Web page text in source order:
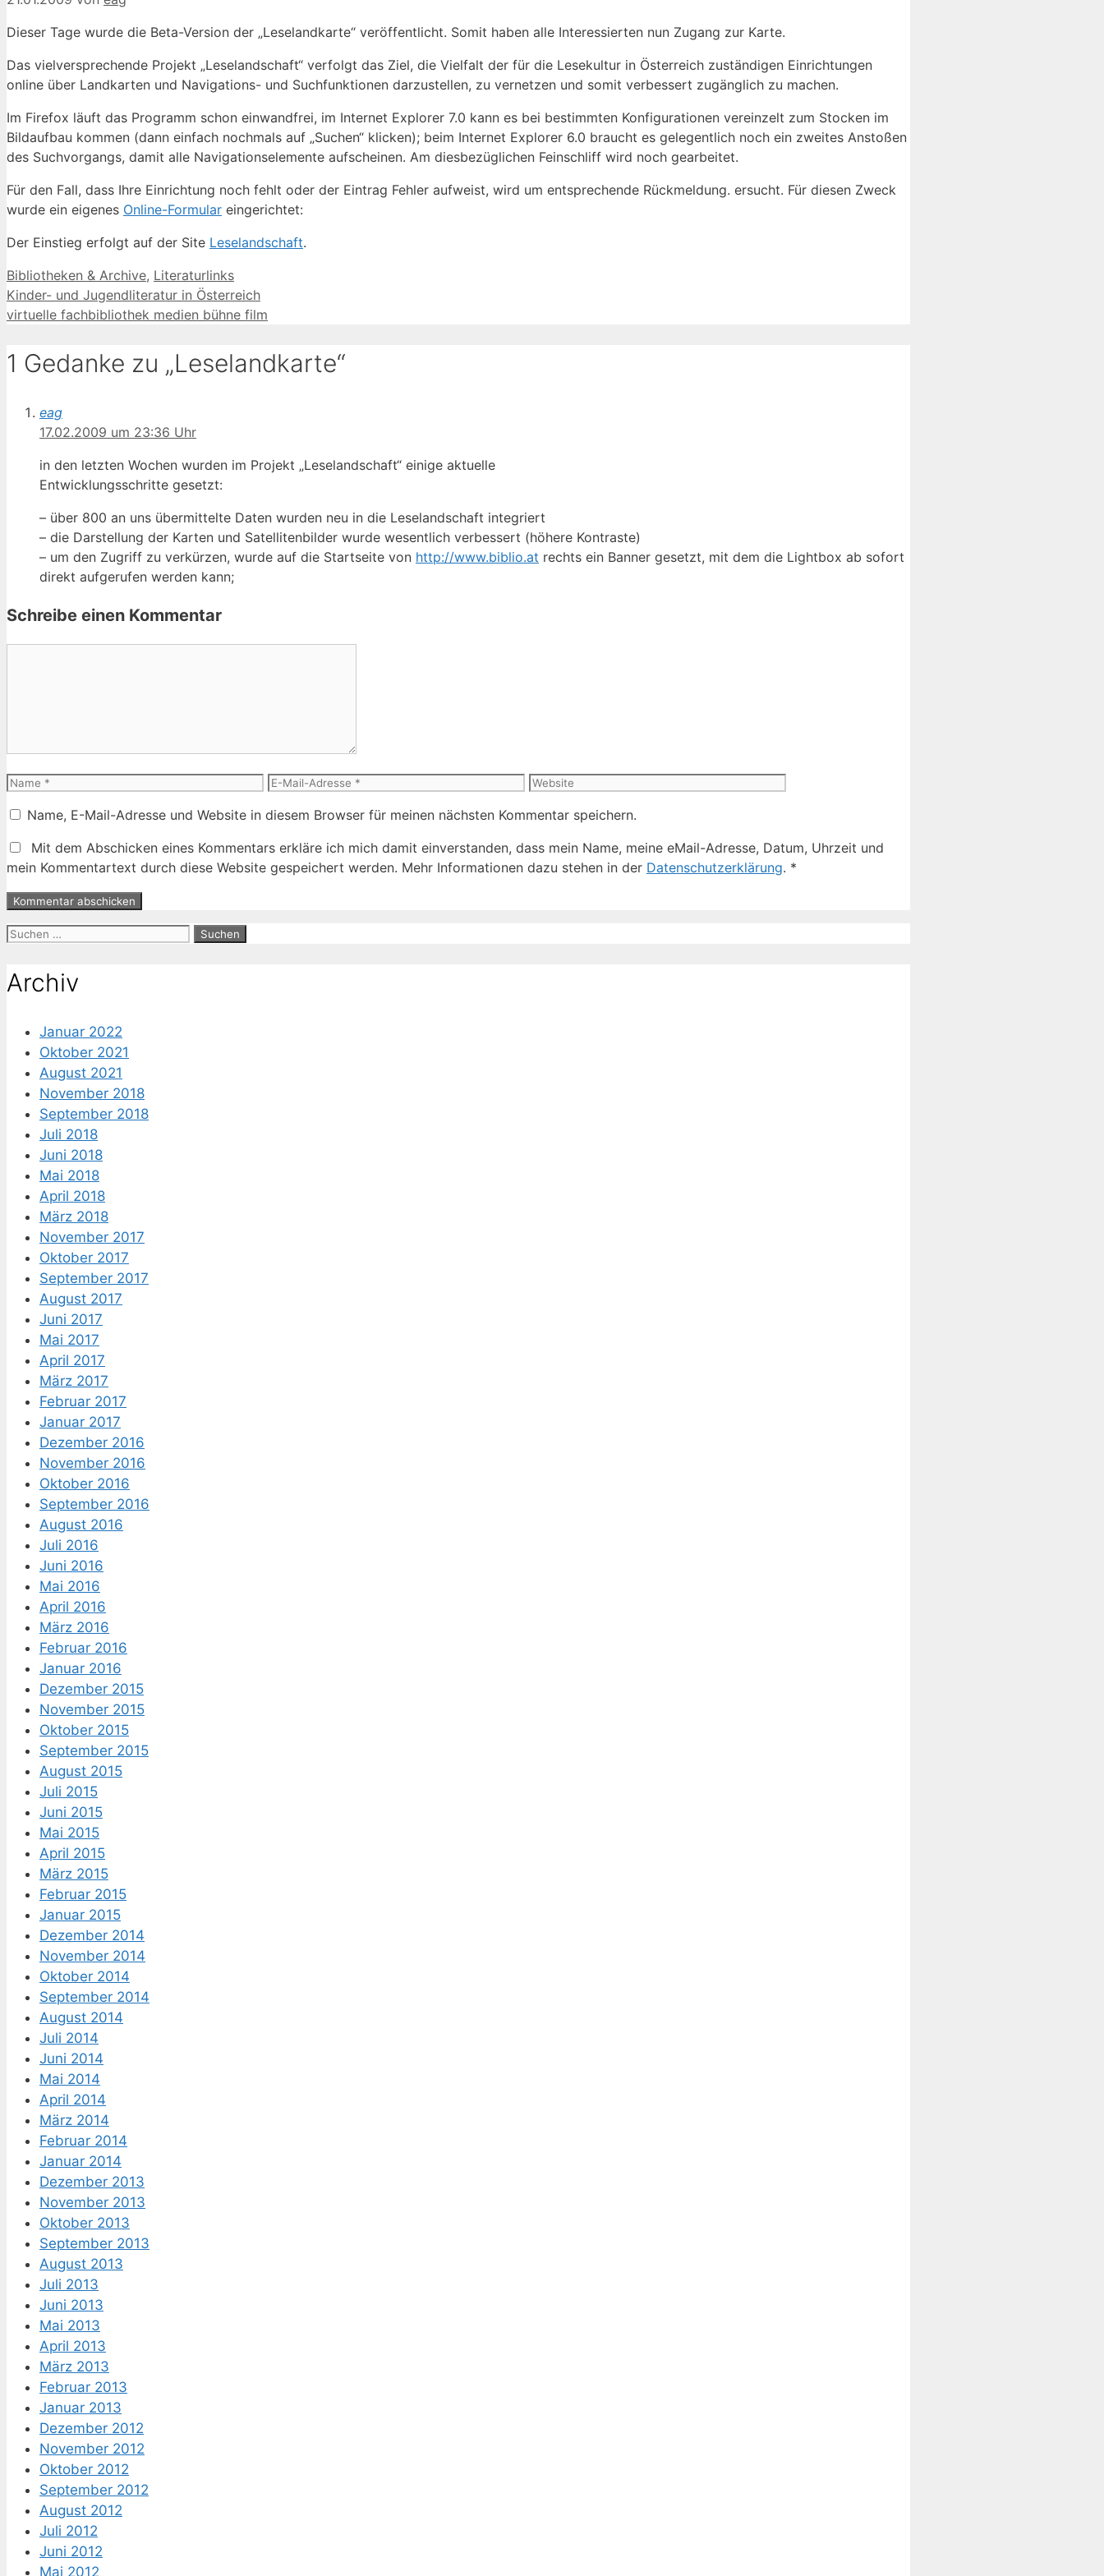
Dieser Tage wurde die Beta-Version der „Leselandkarte“ veröffentlicht. Somit haben alle Interessierten nun Zugang zur Karte.
Das vielversprechende Projekt „Leselandschaft“ verfolgt das Ziel, die Vielfalt der für die Lesekultur in Österreich zuständigen Einrichtungen
online über Landkarten und Navigations- und Suchfunktionen darzustellen, zu vernetzen und somit verbessert zugänglich zu machen.
Im Firefox läuft das Programm schon einwandfrei, im Internet Explorer 7.0 kann es bei bestimmten Konfigurationen vereinzelt zum Stocken im
Bildaufbau kommen (dann einfach nochmals auf „Suchen“ klicken); beim Internet Explorer 6.0 braucht es gelegentlich noch ein zweites Anstoßen
des Suchvorgangs, damit alle Navigationselemente aufscheinen. Am diesbezüglichen Feinschliff wird noch gearbeitet.
Für den Fall, dass Ihre Einrichtung noch fehlt oder der Eintrag Fehler aufweist, wird um entsprechende Rückmeldung. ersucht. Für diesen Zweck
wurde ein eigenes Online-Formular eingerichtet:
Der Einstieg erfolgt auf der Site Leselandschaft.
Kategorien
Bibliotheken & Archive, Literaturlinks
Kinder- und Jugendliteratur in Österreich
virtuelle fachbibliothek medien bühne film
1 Gedanke zu „Leselandkarte“
eag
17.02.2009 um 23:36 Uhr
in den letzten Wochen wurden im Projekt „Leselandschaft“ einige aktuelle
Entwicklungsschritte gesetzt:
– über 800 an uns übermittelte Daten wurden neu in die Leselandschaft integriert
– die Darstellung der Karten und Satellitenbilder wurde wesentlich verbessert (höhere Kontraste)
– um den Zugriff zu verkürzen, wurde auf die Startseite von http://www.biblio.at rechts ein Banner gesetzt, mit dem die Lightbox ab sofort
direkt aufgerufen werden kann;
Schreibe einen Kommentar
Name
E-
Adresse
Website
Name, E-Mail-Adresse und Website in diesem Browser für meinen nächsten Kommentar speichern.
Mit dem Abschicken eines Kommentars erkläre ich mich damit einverstanden, dass mein Name, meine eMail-Adresse, Datum, Uhrzeit und
mein Kommentartext durch diese Website gespeichert werden. Mehr Informationen dazu stehen in der Datenschutzerklärung. *
Suche
Archiv
Januar 2022
Oktober 2021
August 2021
November 2018
September 2018
Juli 2018
Juni 2018
Mai 2018
April 2018
März 2018
November 2017
Oktober 2017
September 2017
August 2017
Juni 2017
Mai 2017
April 2017
März 2017
Februar 2017
Januar 2017
Dezember 2016
November 2016
Oktober 2016
September 2016
August 2016
Juli 2016
Juni 2016
Mai 2016
April 2016
März 2016
Februar 2016
Januar 2016
Dezember 2015
November 2015
Oktober 2015
September 2015
August 2015
Juli 2015
Juni 2015
Mai 2015
April 2015
März 2015
Februar 2015
Januar 2015
Dezember 2014
November 2014
Oktober 2014
September 2014
August 2014
Juli 2014
Juni 2014
Mai 2014
April 2014
März 2014
Februar 2014
Januar 2014
Dezember 2013
November 2013
Oktober 2013
September 2013
August 2013
Juli 2013
Juni 2013
Mai 2013
April 2013
März 2013
Februar 2013
Januar 2013
Dezember 2012
November 2012
Oktober 2012
September 2012
August 2012
Juli 2012
Juni 2012
Mai 2012